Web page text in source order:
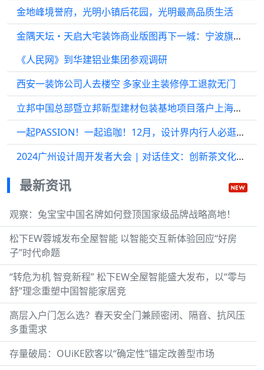
金地峰境誉府，光明小镇后花园，光明最高品质生活
金隅天坛・天启大宅装饰商业版图再下一城：宁波旗舰店即将开业
《人民网》到华建铝业集团参观调研
西安一装饰公司人去楼空 多家业主装修停工退款无门
立邦中国总部暨立邦新型建材包装基地项目落户上海浦东
一起PASSION！一起追咖！12月，设计界内行人必逛广州罗浮宫
2024广州设计周开发者大会 | 对话佳文：创新茶文化设计，实现精神与功能的双重回归
最新资讯
观察：兔宝宝中国名牌如何登顶国家级品牌战略高地！
松下EW蓉城发布全屋智能 以智能交互新体验回应“好房
子”时代命题
“转危为机 智竞新程” 松下EW全屋智能盛大发布，以“零与
舒”理念重塑中国智能家居竞
高层入户门怎么选？春天安全门兼顾密闭、隔音、抗风压
多重需求
存量破局：OUiKE欧客以“确定性”锚定改善型市场